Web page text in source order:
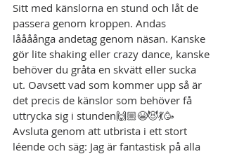
Sitt med känslorna en stund och låt de
passera genom kroppen. Andas
låååånga andetag genom näsan. Kanske
gör lite shaking eller crazy dance, kanske
behöver du gråta en skvätt eller sucka
ut. Oavsett vad som kommer upp så är
det precis de känslor som behöver få
uttrycka sig i stunden🙌🏼😭😈💃🥳
Avsluta genom att utbrista i ett stort
léende och säg: Jag är fantastisk på alla